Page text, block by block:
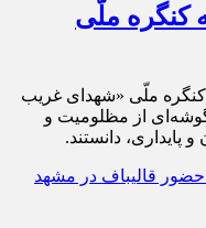
کنگره ملّی
کنگره ملّی «شهدای غریب
از مظلومیت و
پایداری، دانستند.